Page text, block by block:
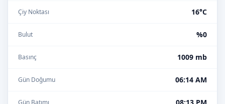
Çiy Noktası 16°C
Bulut %0
Basınç 1009 mb
Gün Doğumu 06:14 AM
Gün Batımı